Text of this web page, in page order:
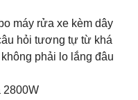
máy rửa xe kèm dây
hỏi tương tự từ khá
phải lo lắng đâu
2800W